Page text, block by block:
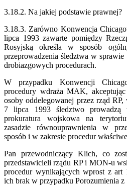
3.18.2. Na jakiej podstawie prawnej?
3.18.3. Zarówno Konwencja
lipca 1993 zawarte pomiędzy
Rosyjską określa w sposób
przeprowadzenia śledztwa w sprawie
drobiazgowych procedurach.
W przypadku Konwencji
procedury wdraża MAK,
osoby oddelegowanej przez rząd
7 lipca 1993 śledztwo prowadzą
prokuratura wojskowa na
zasadzie równouprawnienia w
sposób i w zakresie procedur
Pan przewodniczący Klich, co
przedstawicieli rządu RP i MON-u
procedur wynikających wprost z art
ich brak w przypadku Porozumienia z